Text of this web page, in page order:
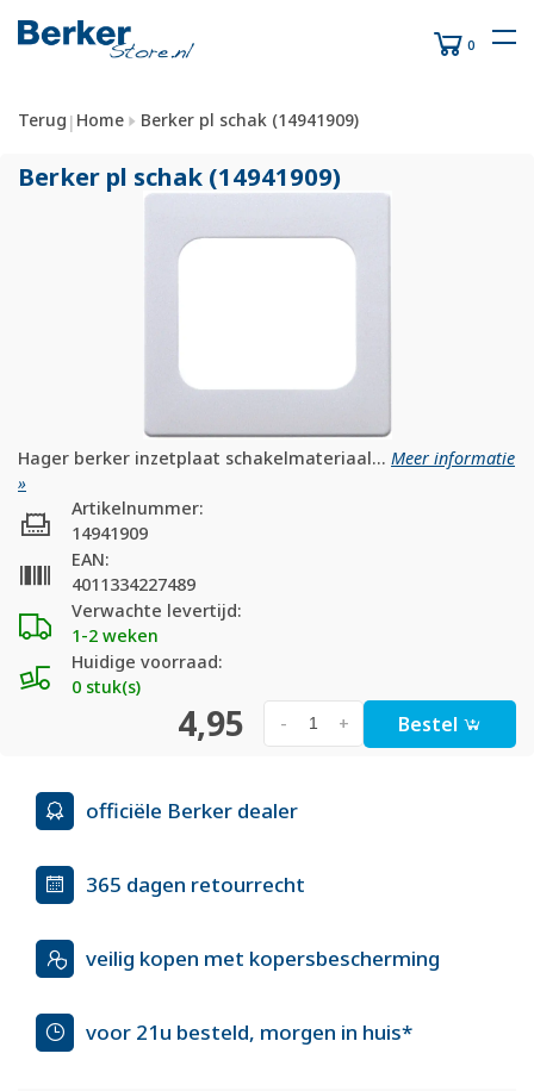
0
Terug | Home Berker pl schak (14941909)
Berker pl schak (14941909)
Hager berker inzetplaat schakelmateriaal... Meer informatie
»
Verwachte levertijd:
1-2 weken
Huidige voorraad:
0 stuk(s)
Artikelnummer:
14941909
EAN:
4011334227489
4,95 +
- Bestel
officiële Berker dealer
365 dagen retourrecht
veilig kopen met kopersbescherming
voor 21u besteld, morgen in huis*